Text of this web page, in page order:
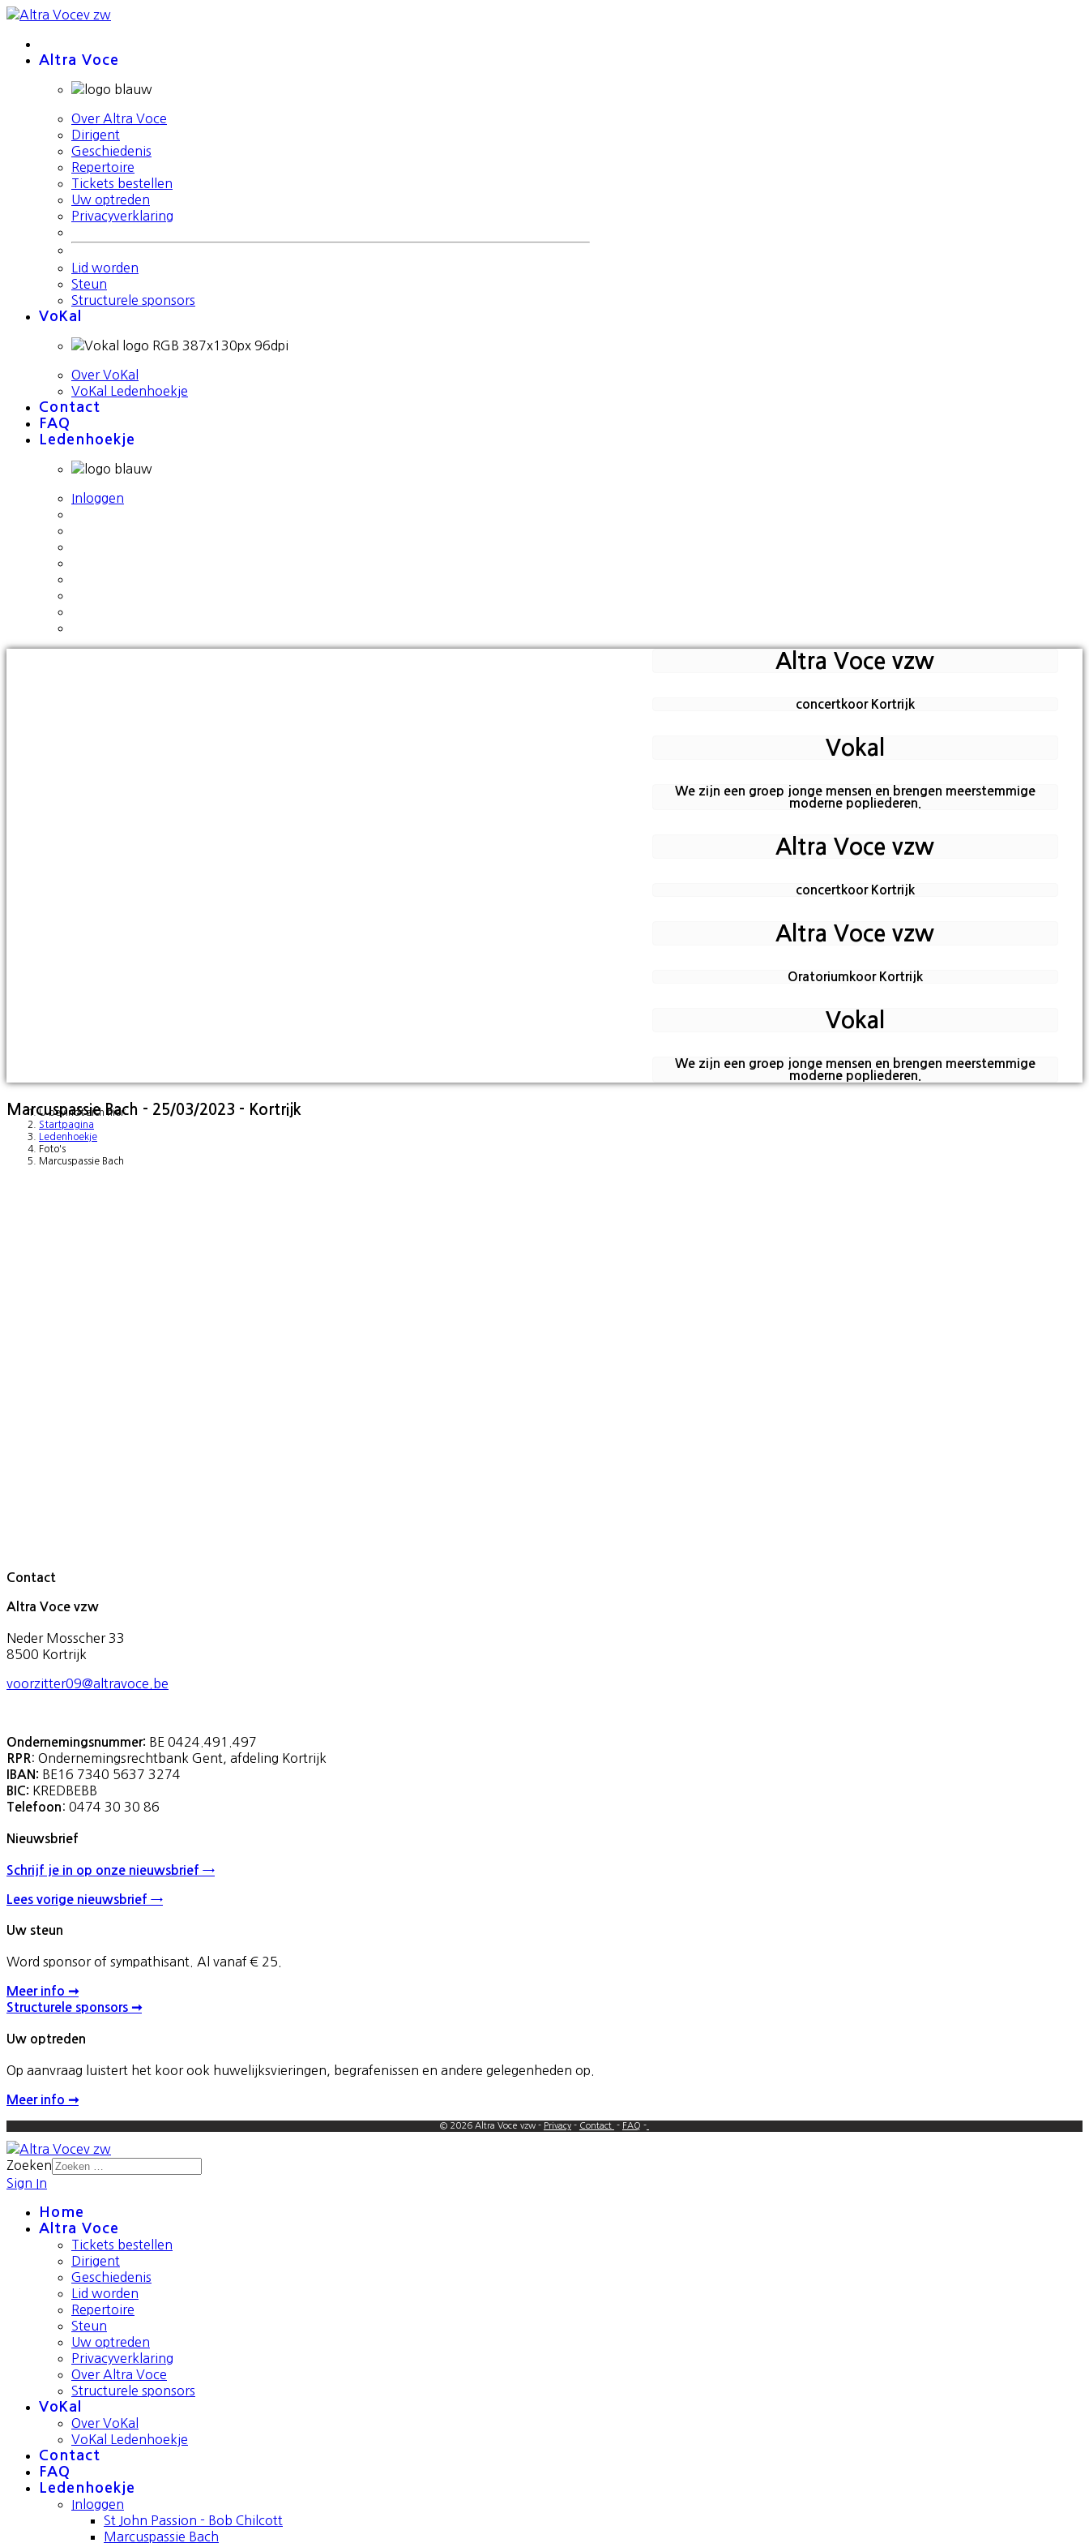
Altra Voce
Over Altra Voce
Dirigent
Geschiedenis
Repertoire
Tickets bestellen
Uw optreden
Privacyverklaring
Lid worden
Steun
Structurele sponsors
VoKal
Over VoKal
VoKal Ledenhoekje
Contact
FAQ
Ledenhoekje
Inloggen
Altra Voce vzw
concertkoor Kortrijk
Vokal
We zijn een groep jonge mensen en brengen meerstemmige
moderne popliederen.
Altra Voce vzw
concertkoor Kortrijk
Altra Voce vzw
Oratoriumkoor Kortrijk
Vokal
We zijn een groep jonge mensen en brengen meerstemmige
moderne popliederen.
U bevindt zich hier:
Startpagina
Ledenhoekje
Foto's
Marcuspassie Bach
Marcuspassie Bach - 25/03/2023 - Kortrijk
Contact
Altra Voce vzw
Neder Mosscher 33
8500 Kortrijk
voorzitter09@altravoce.be
Ondernemingsnummer: BE 0424.491.497
RPR: Ondernemingsrechtbank Gent, afdeling Kortrijk
IBAN: BE16 7340 5637 3274
BIC: KREDBEBB
Telefoon : 0474 30 30 86
Nieuwsbrief
Schrijf je in op onze nieuwsbrief →
Lees vorige nieuwsbrief →
Uw steun
Word sponsor of sympathisant. Al vanaf € 25.
Meer info ➞
Structurele sponsors ➞
Uw optreden
Op aanvraag luistert het koor ook huwelijksvieringen, begrafenissen en andere gelegenheden op.
Meer info ➞
© 2026 Altra Voce vzw - Privacy - Contact - FAQ -
Zoeken
Sign In
Home
Altra Voce
Tickets bestellen
Dirigent
Geschiedenis
Lid worden
Repertoire
Steun
Uw optreden
Privacyverklaring
Over Altra Voce
Structurele sponsors
VoKal
Over VoKal
VoKal Ledenhoekje
Contact
FAQ
Ledenhoekje
Inloggen
St John Passion - Bob Chilcott
Marcuspassie Bach